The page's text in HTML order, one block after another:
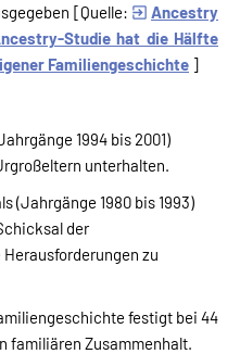
[Quelle:
Ancestry
Studie hat die Hälfte
Familiengeschichte ]
1994 bis 2001)
unterhalten.
(Jahrgänge 1980 bis 1993)
der
zu
festigt bei 44
familiären Zusammenhalt.